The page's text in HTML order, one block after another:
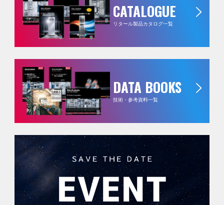
CATALOGUE
リタール製品カタログ一覧
DATA BOOKS
技術・参考資料一覧